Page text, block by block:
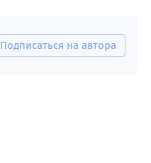
Подписаться на автора